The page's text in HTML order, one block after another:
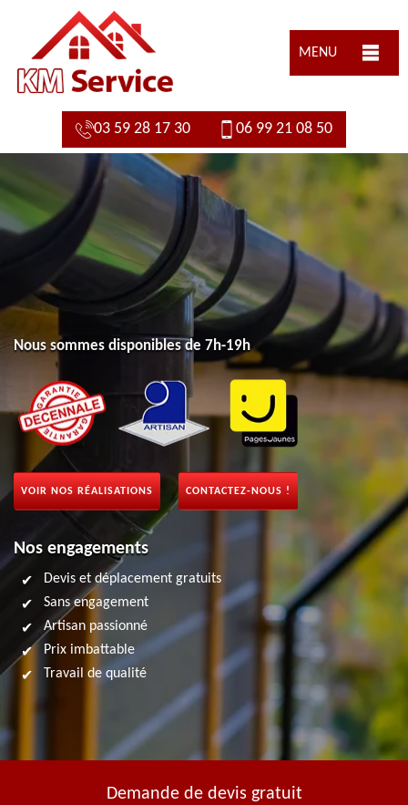
MENU
03 59 28 17 30 06 99 21 08 50
Nous sommes disponibles de 7h-19h
VOIR NOS RÉALISATIONS CONTACTEZ-NOUS !
Nos engagements
Devis et déplacement gratuits
Sans engagement
Artisan passionné
Prix imbattable
Travail de qualité
Demande de devis gratuit